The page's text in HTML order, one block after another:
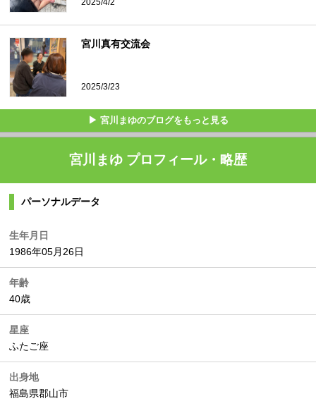
2025/4/2
宮川真有交流会
2025/3/23
▶ 宮川まゆのブログをもっと見る
宮川まゆ プロフィール・略歴
パーソナルデータ
生年月日
1986年05月26日
年齢
40歳
星座
ふたご座
出身地
福島県郡山市